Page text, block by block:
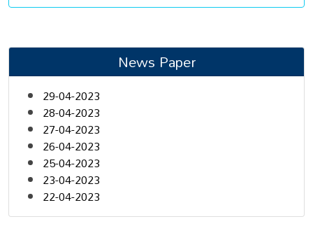
News Paper
29-04-2023
28-04-2023
27-04-2023
26-04-2023
25-04-2023
23-04-2023
22-04-2023